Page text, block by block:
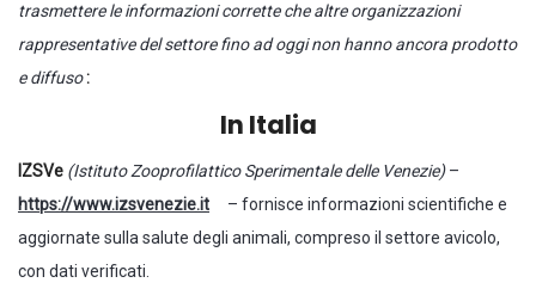
trasmettere le informazioni corrette che altre organizzazioni
rappresentative del settore fino ad oggi non hanno ancora prodotto
e diffuso:
In Italia
IZSVe (Istituto Zooprofilattico Sperimentale delle Venezie)–
https://www.izsvenezie.it – ​​fornisce informazioni scientifiche e
aggiornate sulla salute degli animali, compreso il settore avicolo,
con dati verificati.